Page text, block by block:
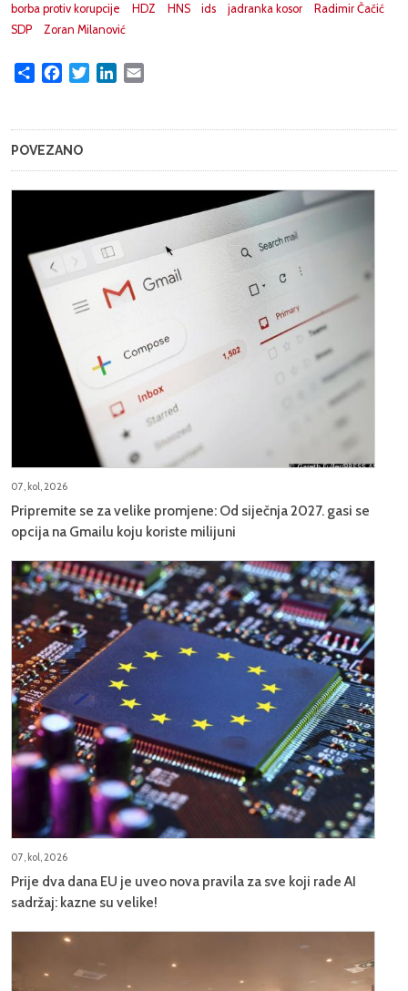
borba protiv korupcije
HDZ HNS ids jadranka kosor
Radimir Čačić
SDP
Zoran Milanović
Share FacebookTwitterLinkedIn
POVEZANO
07, kol, 2026
Pripremite se za velike promjene: Od siječnja 2027. gasi se
opcija na Gmailu koju koriste milijuni
07, kol, 2026
Prije dva dana EU je uveo nova pravila za sve koji rade AI
sadržaj: kazne su velike!